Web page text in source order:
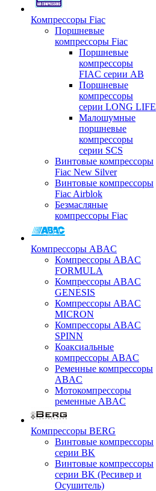
Компрессоры Fiac
Поршневые
компрессоры Fiac
Поршневые
компрессоры
FIAC серии AB
Поршневые
компрессоры
серии LONG LIFE
Малошумные
поршневые
компрессоры
серии SCS
Винтовые компрессоры
Fiac New Silver
Винтовые компрессоры
Fiac Airblok
Безмасляные
компрессоры Fiac
Компрессоры ABAC
Компрессоры ABAC
FORMULA
Компрессоры ABAC
GENESIS
Компрессоры ABAC
MICRON
Компрессоры ABAC
SPINN
Коаксиальные
компрессоры ABAC
Ременные компрессоры
ABAC
Мотокомпрессоры
ременные ABAC
Компрессоры BERG
Винтовые компрессоры
серии BK
Винтовые компрессоры
серии BK (Ресивер и
Осушитель)